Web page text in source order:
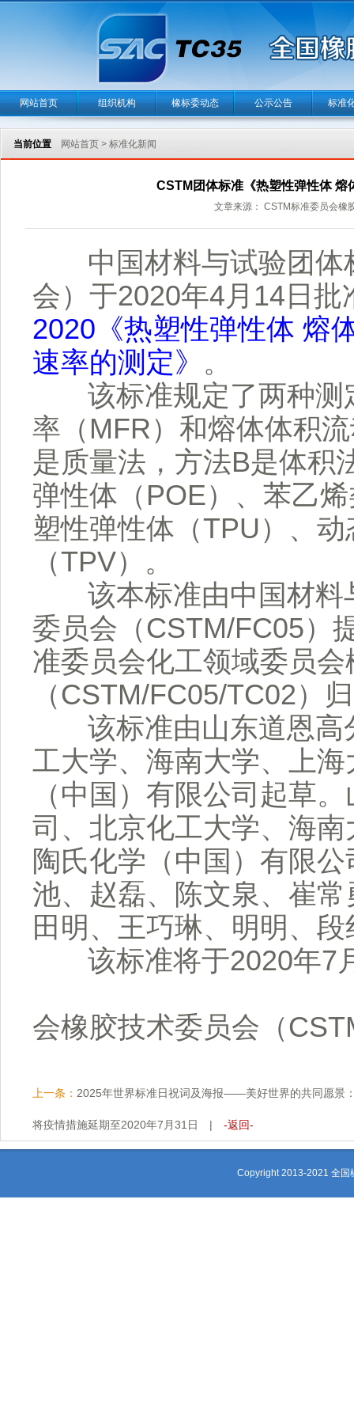
网站首页 组织机构 橡标委动态 公示公告 标准
当前位置 网站首页 > 标准化新闻
CSTM团体标准《热塑性弹性体
文章来源： CSTM标准委员会橡
中国材料与试验团体
会）于2020年4月14日批
2020《热塑性弹性体 熔
速率的测定》 。
该标准规定了两种测
率（MFR）和熔体体积
是质量法，方法B是体积
弹性体（POE）、苯乙
塑性弹性体（TPU）、
（TPV）。
该本标准由中国材料
委员会（CSTM/FC05）
准委员会化工领域委员
（CSTM/FC05/TC02）
该标准由山东道恩高
工大学、海南大学、上
（中国）有限公司起草
司、北京化工大学、海
陶氏化学（中国）有限
池、赵磊、陈文泉、崔
田明、王巧琳、明明、
该标准将于2020年7
会橡胶技术委员会（
上一条： 2025年世界标准日祝词及海报——美好世界的共同愿景
将疫情措施延期至2020年7月31日 | -返回-
Copyright 2013-2021 全国